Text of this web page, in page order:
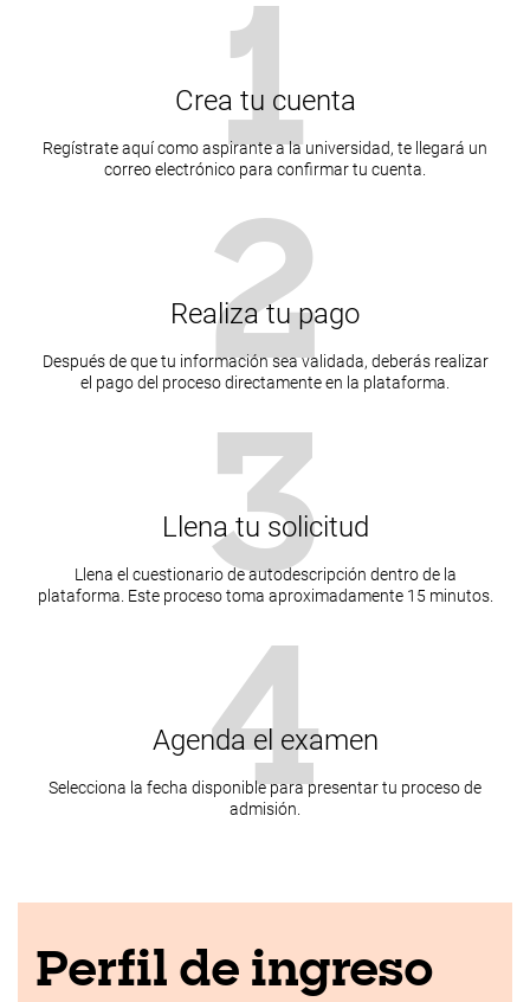
1
Crea tu cuenta
Regístrate aquí como aspirante a la universidad, te llegará un
correo electrónico para confirmar tu cuenta.
2
Realiza tu pago
Después de que tu información sea validada, deberás realizar
el pago del proceso directamente en la plataforma.
3
Llena tu solicitud
Llena el cuestionario de autodescripción dentro de la
plataforma. Este proceso toma aproximadamente 15 minutos.
4
Agenda el examen
Selecciona la fecha disponible para presentar tu proceso de
admisión.
Perfil de ingreso